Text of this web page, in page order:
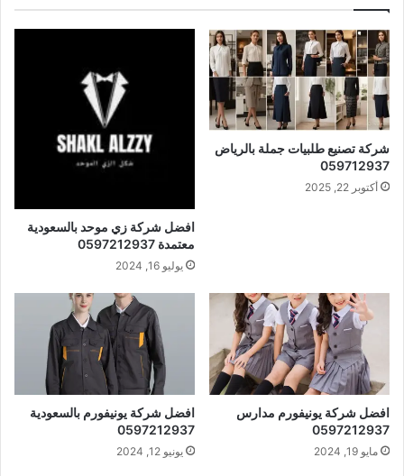
شركة تصنيع طلبيات جملة بالرياض
059712937
أكتوبر 22, 2025
افضل شركة زي موحد بالسعودية
معتمدة 0597212937
يوليو 16, 2024
افضل شركة يونيفورم مدارس
0597212937
مايو 19, 2024
افضل شركة يونيفورم بالسعودية
0597212937
يونيو 12, 2024